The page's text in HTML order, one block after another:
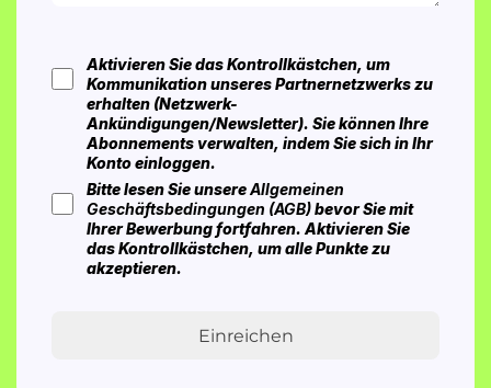
Zustimmung
Aktivieren Sie das Kontrollkästchen, um
Kommunikation unseres Partnernetzwerks zu
erhalten (Netzwerk-
Ankündigungen/Newsletter). Sie können Ihre
Abonnements verwalten, indem Sie sich in Ihr
Konto einloggen.
Bitte lesen Sie unsereAllgemeinen
Geschäftsbedingungen (AGB)bevor Sie mit
Ihrer Bewerbung fortfahren. Aktivieren Sie
das Kontrollkästchen, um alle Punkte zu
akzeptieren.